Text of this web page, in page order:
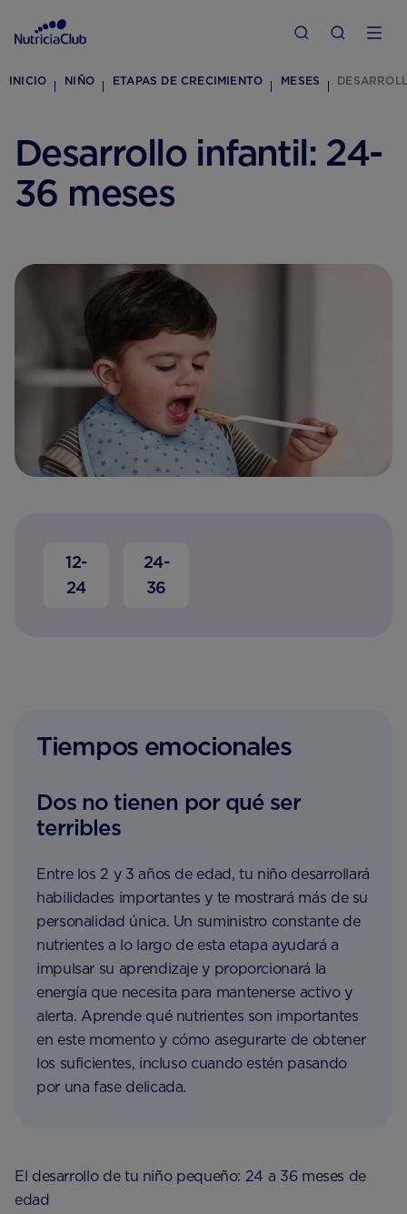
INICIO NIÑO ETAPAS DE CRECIMIENTO MESES
Desarrollo infantil: 24-
36 meses
12-
24
24-
36
Tiempos emocionales
Dos no tienen por qué ser
terribles
Entre los 2 y 3 años de edad, tu niño desarrollará
habilidades importantes y te mostrará más de su
personalidad única. Un suministro constante de
nutrientes a lo largo de esta etapa ayudará a
impulsar su aprendizaje y proporcionará la
energía que necesita para mantenerse activo y
alerta. Aprende qué nutrientes son importantes
en este momento y cómo asegurarte de obtener
los suficientes, incluso cuando estén pasando
por una fase delicada.
El desarrollo de tu niño pequeño: 24 a 36 meses de
edad